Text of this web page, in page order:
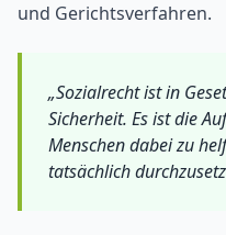
und Gerichtsverfahren.
„Sozialrecht ist in
Sicherheit. Es ist die
Menschen dabei zu
tatsächlich